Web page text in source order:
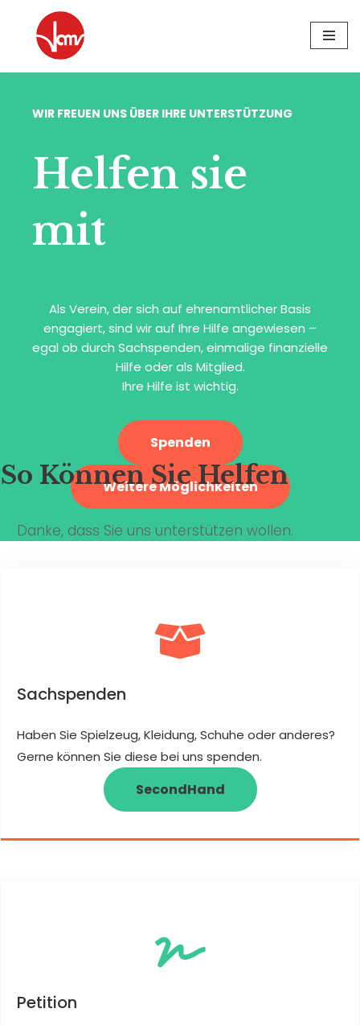
Zum
WIR FREUEN UNS ÜBER IHRE UNTERSTÜTZUNG
Helfen sie
mit
Als Verein, der sich auf ehrenamtlicher Basis
engagiert, sind wir auf Ihre Hilfe angewiesen –
egal ob durch Sachspenden, einmalige finanzielle
Hilfe oder als Mitglied.
Ihre Hilfe ist wichtig.
Spenden
Weitere Möglichkeiten
So Können Sie Helfen
Danke, dass Sie uns unterstützen wollen.
Sachspenden
Haben Sie Spielzeug, Kleidung, Schuhe oder anderes?
Gerne können Sie diese bei uns spenden.
SecondHand
Petition